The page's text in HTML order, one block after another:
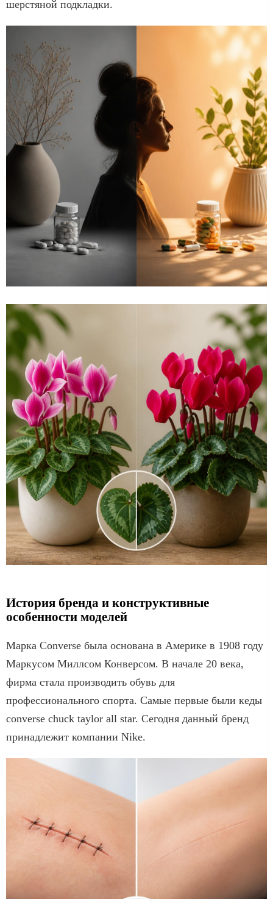
шерстяной подкладки.
История бренда и конструктивные
особенности моделей
Марка Converse была основана в Америке в 1908 году
Маркусом Миллсом Конверсом. В начале 20 века,
фирма стала производить обувь для
профессионального спорта. Самые первые были кеды
converse chuck taylor all star. Сегодня данный бренд
принадлежит компании Nike.